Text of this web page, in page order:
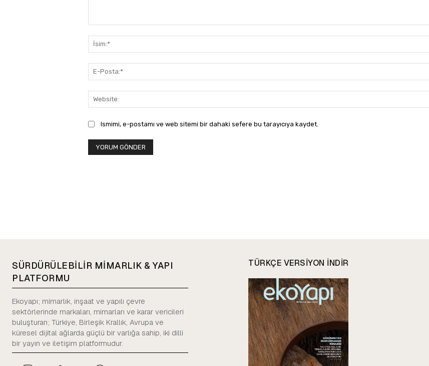
Ismimi, e-postamı ve web sitemi bir dahaki sefere bu tarayıcıya kaydet.
SÜRDÜRÜLEBİLİR MİMARLIK & YAPI
PLATFORMU
Ekoyapı; mimarlık, inşaat ve yapılı çevre
sektörlerinde markaları, mimarları ve karar vericileri
buluşturan; Türkiye, Birleşik Krallık, Avrupa ve
küresel dijital ağlarda güçlü bir varlığa sahip, iki dilli
bir yayın ve iletişim platformudur.
TÜRKÇE VERSIYON INDIR